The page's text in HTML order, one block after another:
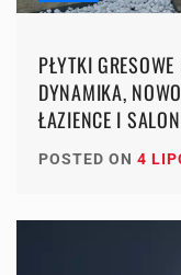
PŁYTKI
DYNAMIKA,
ŁAZIENCE I
POSTED ON 4